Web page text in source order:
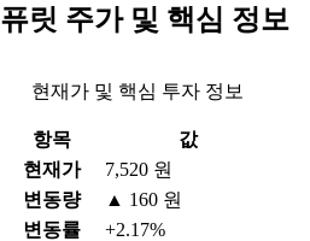
퓨릿 주가 및 핵심 정보
현재가 및 핵심 투자 정보
항목
값
현재가
7,520 원
변동량
▲ 160 원
변동률
+2.17%